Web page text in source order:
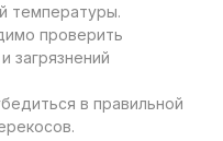
температуры.
проверить
загрязнений
в правильной